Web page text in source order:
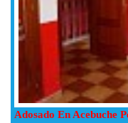
Adosado En Acebuche